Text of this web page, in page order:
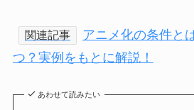
関連記事
アニメ化の条件と
つ？実例をもとに解説！
あわせて読みたい